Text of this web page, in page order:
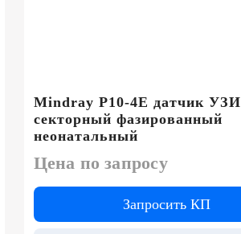
Mindray P10-4E датчик УЗИ
секторный фазированный
неонатальный
Цена по запросу
Запросить КП